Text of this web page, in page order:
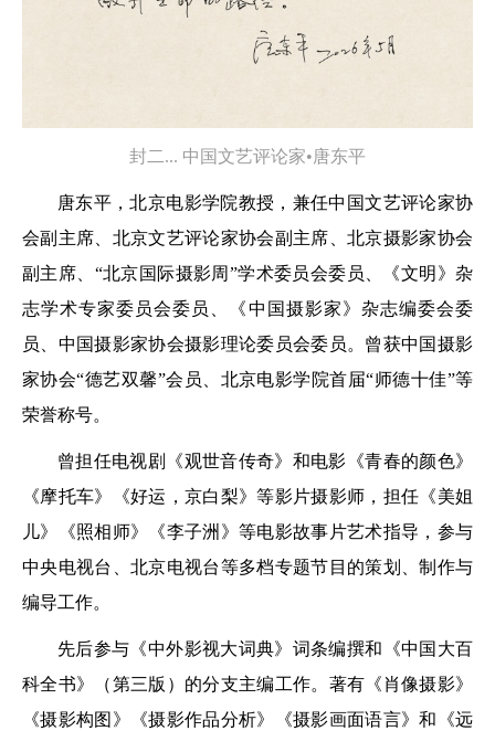
封二... 中国文艺评论家•唐东平
唐东平，北京电影学院教授，兼任中国文艺评论家协
会副主席、北京文艺评论家协会副主席、北京摄影家协会
副主席、“北京国际摄影周”学术委员会委员、《文明》杂
志学术专家委员会委员、《中国摄影家》杂志编委会委
员、中国摄影家协会摄影理论委员会委员。曾获中国摄影
家协会“德艺双馨”会员、北京电影学院首届“师德十佳”等
荣誉称号。
曾担任电视剧《观世音传奇》和电影《青春的颜色》
《摩托车》《好运，京白梨》等影片摄影师，担任《美姐
儿》《照相师》《李子洲》等电影故事片艺术指导，参与
中央电视台、北京电视台等多档专题节目的策划、制作与
编导工作。
先后参与《中外影视大词典》词条编撰和《中国大百
科全书》（第三版）的分支主编工作。著有《肖像摄影》
《摄影构图》《摄影作品分析》《摄影画面语言》和《远